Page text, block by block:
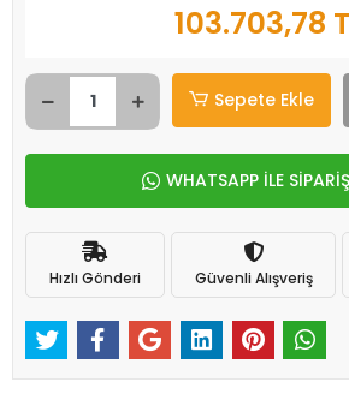
103.703,78
Sepete Ekle
WHATSAPP İLE
Hızlı Gönderi Güvenli Alışveriş